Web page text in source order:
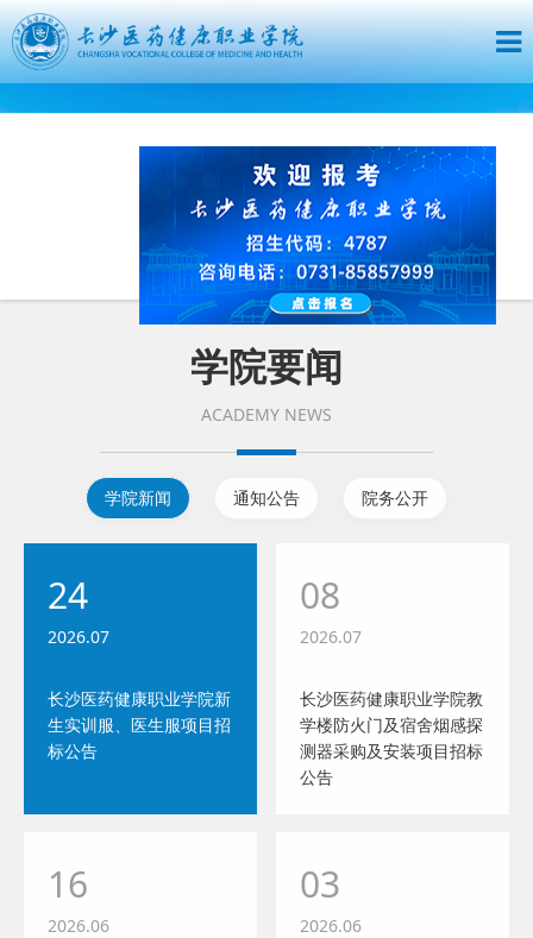
学院要闻
ACADEMY NEWS
学院新闻 通知公告 院务公开
24
2026.07
长沙医药健康职业学院新
生实训服、医生服项目招
标公告
08
2026.07
长沙医药健康职业学院教
学楼防火门及宿舍烟感探
测器采购及安装项目招标
公告
16
2026.06
03
2026.06